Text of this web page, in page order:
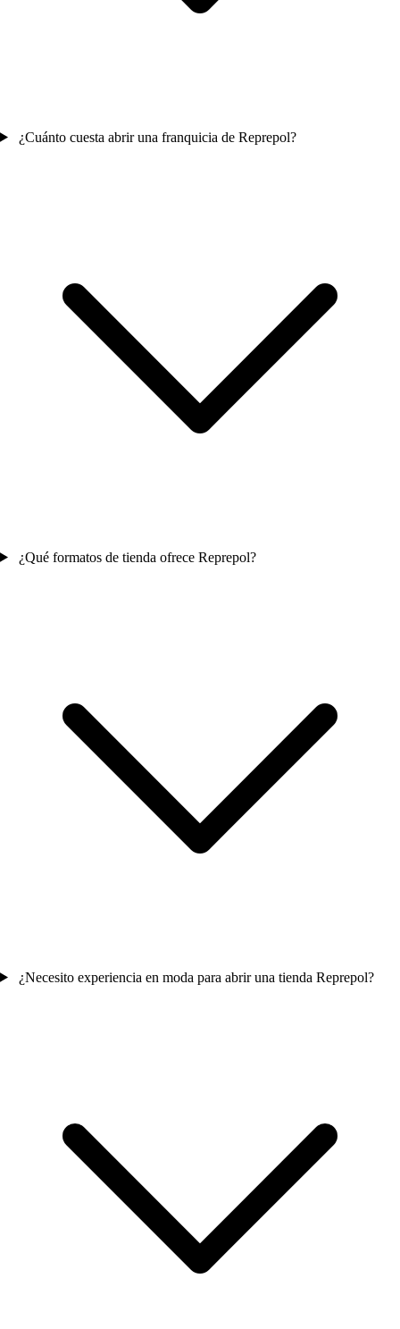
¿Cuánto cuesta abrir una franquicia de Reprepol?
¿Qué formatos de tienda ofrece Reprepol?
¿Necesito experiencia en moda para abrir una tienda Reprepol?